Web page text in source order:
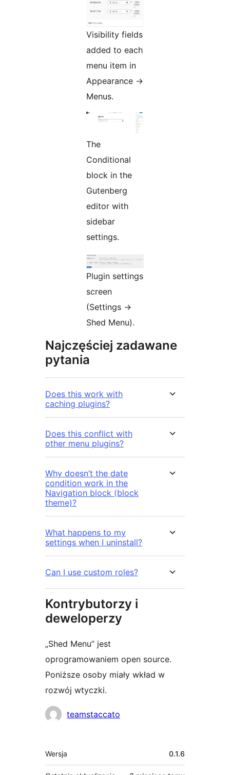
Visibility fields
added to each
menu item in
Appearance →
Menus.
The
Conditional
block in the
Gutenberg
editor with
sidebar
settings.
Plugin settings
screen
(Settings →
Shed Menu).
Najczęściej zadawane
pytania
Does this work with
caching plugins?
Does this conflict with
other menu plugins?
Why doesn’t the date
condition work in the
Navigation block (block
theme)?
What happens to my
settings when I uninstall?
Can I use custom roles?
Kontrybutorzy i
deweloperzy
„Shed Menu” jest
oprogramowaniem open source.
Poniższe osoby miały wkład w
rozwój wtyczki.
Zaangażowani
teamstaccato
Meta
Wersja 0.1.6